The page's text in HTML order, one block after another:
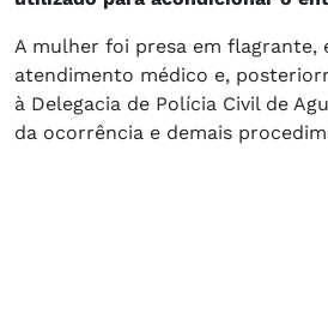
A mulher foi presa em flagrante,
atendimento médico e,
à Delegacia de Polícia Civil de
da ocorrência e demais